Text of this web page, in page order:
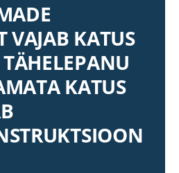
VAJAB KATUS
KATUS